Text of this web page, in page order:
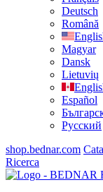
Deutsch
Română
Magyar
Dansk
Lietuvių
Español
Русский
shop.bednar.com
Ricerca